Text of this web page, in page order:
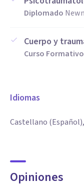
Diplomado
Cuerpo y
Curso Formativo
Idiomas
Castellano
Opiniones